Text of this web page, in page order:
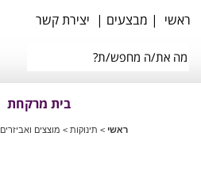
ראשי | מבצעים | יצירת קשר
בית מרקחת
ראשי > תינוקות > מוצצים ואביזרים